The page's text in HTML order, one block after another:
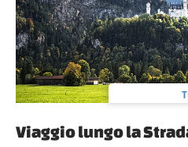
Viaggio lungo la